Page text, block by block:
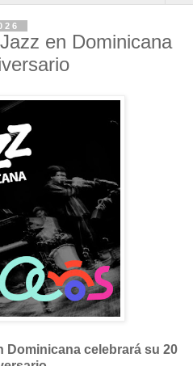
en Dominicana
Dominicana celebrará su 20